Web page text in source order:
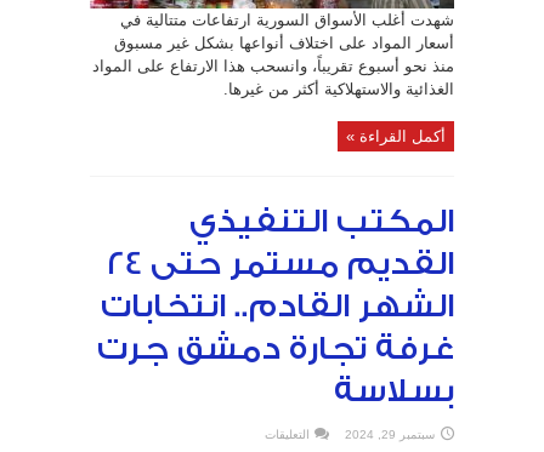
شهدت أغلب الأسواق السورية ارتفاعات متتالية في
أسعار المواد على اختلاف أنواعها بشكل غير مسبوق
منذ نحو أسبوع تقريباً، وانسحب هذا الارتفاع على المواد
الغذائية والاستهلاكية أكثر من غيرها.
أكمل القراءة »
المكتب التنفيذي
القديم مستمر حتى 24
الشهر القادم.. انتخابات
غرفة تجارة دمشق جرت
بسلاسة
سبتمبر 29, 2024 التعليقات